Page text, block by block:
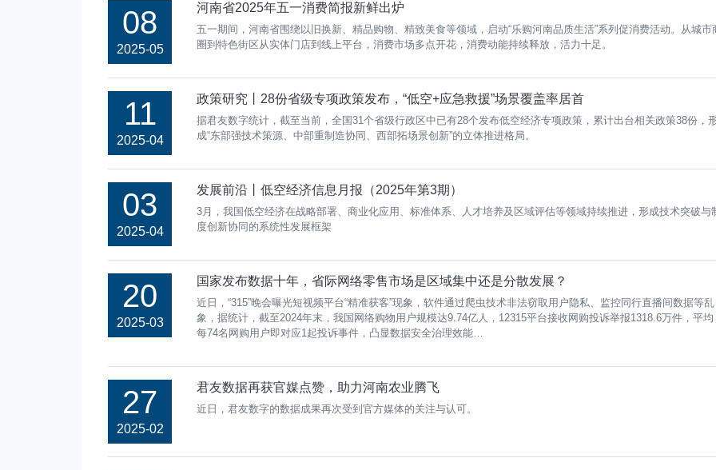
08
2025-05
河南省2025年五一消费简报新鲜出炉
五一期间，河南省围绕以旧换新、精品购物、精致美食等领域，启动“乐购河南品质生活”系列促消费活动。从城市
圈到特色街区从实体门店到线上平台，消费市场多点开花，消费动能持续释放，活力十足。
11
2025-04
政策研究丨28份省级专项政策发布，“低空+应急救援”场景覆盖率居首
据君友数字统计，截至当前，全国31个省级行政区中已有28个发布低空经济专项政策，累计出台相关政策38份，
成“东部强技术策源、中部重制造协同、西部拓场景创新”的立体推进格局。
03
2025-04
发展前沿丨低空经济信息月报（2025年第3期）
3月，我国低空经济在战略部署、商业化应用、标准体系、人才培养及区域评估等领域持续推进，形成技术突破与
度创新协同的系统性发展框架
20
2025-03
国家发布数据十年，省际网络零售市场是区域集中还是分散发展？
近日，“315”晚会曝光短视频平台“精准获客”现象，软件通过爬虫技术非法窃取用户隐私、监控同行直播间数据等乱
象，据统计，截至2024年末，我国网络购物用户规模达9.74亿人，12315平台接收网购投诉举报1318.6万件，平均
每74名网购用户即对应1起投诉事件，凸显数据安全治理效能…
27
2025-02
君友数据再获官媒点赞，助力河南农业腾飞
近日，君友数字的数据成果再次受到官方媒体的关注与认可。